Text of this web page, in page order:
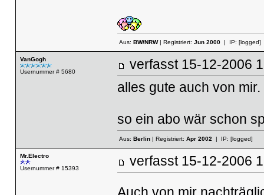
Aus: BW/NRW| Registriert: Jun 2000| IP: [logged]
VanGogh
Usernummer # 5680
verfasst 15-12-
alles gute auch von mir.
so ein abo wär schon
Aus: Berlin| Registriert: Apr 2002| IP: [logged]
Mr.Electro
Usernummer # 15393
verfasst 15-12-
Auch von mir